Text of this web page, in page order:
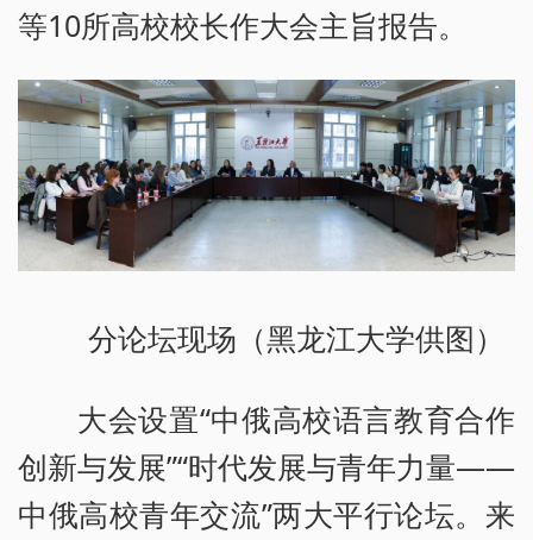
等10所高校校长作大会主旨报告。
分论坛现场（黑龙江大学供图）
大会设置“中俄高校语言教育合作
创新与发展”“时代发展与青年力量——
中俄高校青年交流”两大平行论坛。来